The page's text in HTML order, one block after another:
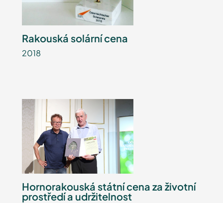
Rakouská solární cena
2018
Hornorakouská státní cena za životní
prostředí a udržitelnost